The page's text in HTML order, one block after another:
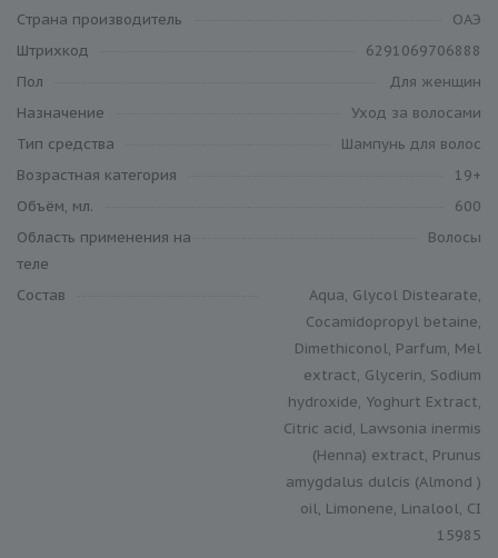
Cтрана производитель
ОАЭ
Штрихкод
6291069706888
Пол
Для женщин
Назначение
Уход за волосами
Тип средства
Шампунь для волос
Возрастная категория
19+
Объём, мл.
600
Область применения на
теле
Волосы
Состав
Aqua, Glycol Distearate,
Cocamidopropyl betaine,
Dimethiconol, Parfum, Mel
extract, Glycerin, Sodium
hydroxide, Yoghurt Extract,
Citric acid, Lawsonia inermis
(Henna) extract, Prunus
amygdalus dulcis (Almond )
oil, Limonene, Linalool, CI
15985